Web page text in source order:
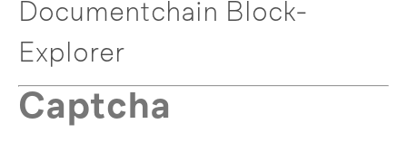
Documentchain Block-
Explorer
Captcha